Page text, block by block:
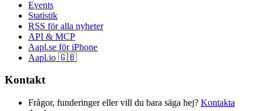
Events
Statistik
RSS för alla nyheter
API & MCP
Aapl.se för iPhone
Aapl.io 🇬🇧
Kontakt
Frågor, funderinger eller vill du bara säga hej? Kontakta